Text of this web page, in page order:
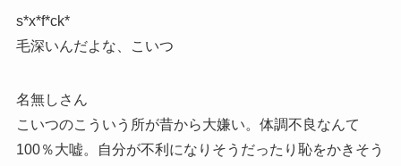
s*x*f*ck*
毛深いんだよな、こいつ
名無しさん
こいつのこういう所が昔から大嫌い。体調不良なんて
100％大嘘。自分が不利になりそうだったり恥をかきそう